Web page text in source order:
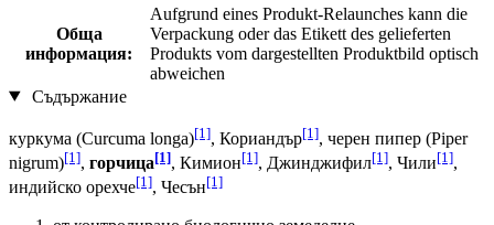
Обща
информация:
Aufgrund eines Produkt-Relaunches kann die
Verpackung oder das Etikett des gelieferten
Produkts vom dargestellten Produktbild optisch
abweichen
Съдържание
куркума (Curcuma longa)[1], Кориандър[1], черен пипер (Piper
nigrum)[1], горчица[1], Кимион[1], Джинджифил[1], Чили[1],
индийско орехче[1], Чесън[1]